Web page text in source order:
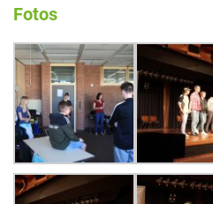
Individuelle Förderung
Hausaufgabenbetreuung
Nachmittag
Sprachen- und
Musische Förderung
DFB-Talentförderung
Fotos